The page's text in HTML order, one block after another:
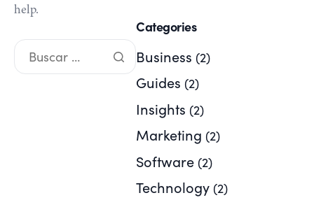
help.
Categories
Business (2)
Guides (2)
Insights (2)
Marketing (2)
Software (2)
Technology (2)